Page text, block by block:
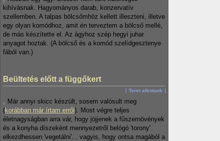
kihívásnak. Hagyományos darab, konzervatív
szellemben. A talpas bölcsőmhöz kellett illeszteni, illetve
egy olyan komódhoz, amit én terveztem a bölcső mellé,
de más készítette el. Az ágyhoz szép hegyi juhar
anyagot hoztak. (A bölcső és a komód szelídgesztenye
fából van.)
Beültetés előtt a függőkert
Teret alkotunk
Már annyi skicc készült, sosem valósult meg
(korábban már írtam erről ). Most végre teljes
életnagyságban arra vár, hogy jöjjenek a fűszernövények
és a konyha díszeként mennyezetről belógó 'torony'
elkezdhessen 'vegetálni'... vagyis, hogy ontsa magából a